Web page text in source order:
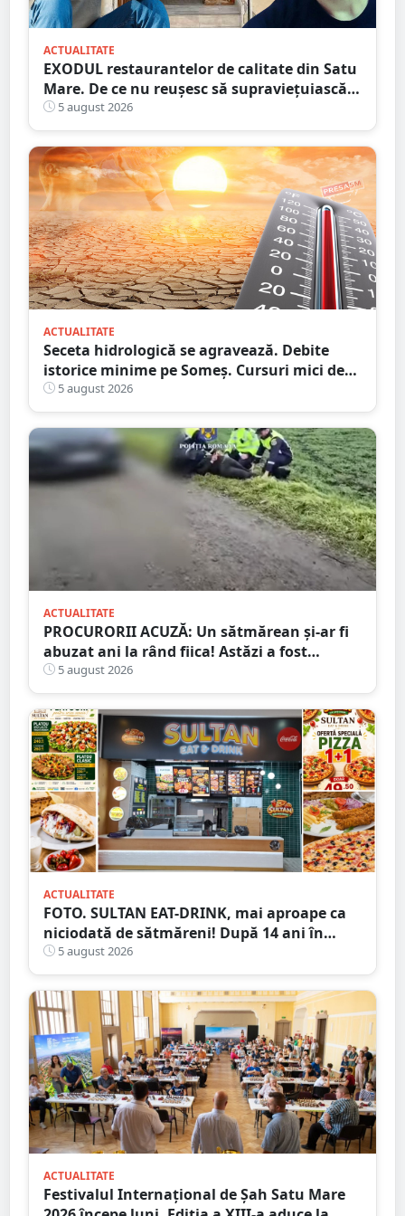
ACTUALITATE
EXODUL restaurantelor de calitate din Satu
Mare. De ce nu reușesc să supraviețuiască
localurile cu adevărat speciale?
5 august 2026
ACTUALITATE
Seceta hidrologică se agravează. Debite
istorice minime pe Someș. Cursuri mici de
ape au secat
5 august 2026
ACTUALITATE
PROCURORII ACUZĂ: Un sătmărean și-ar fi
abuzat ani la rând fiica! Astăzi a fost
arestat!
5 august 2026
ACTUALITATE
FOTO. SULTAN EAT-DRINK, mai aproape ca
niciodată de sătmăreni! După 14 ani în
Micro 17, și-a deschis porțile în Shopping
City Satu Mare
5 august 2026
ACTUALITATE
Festivalul Internațional de Șah Satu Mare